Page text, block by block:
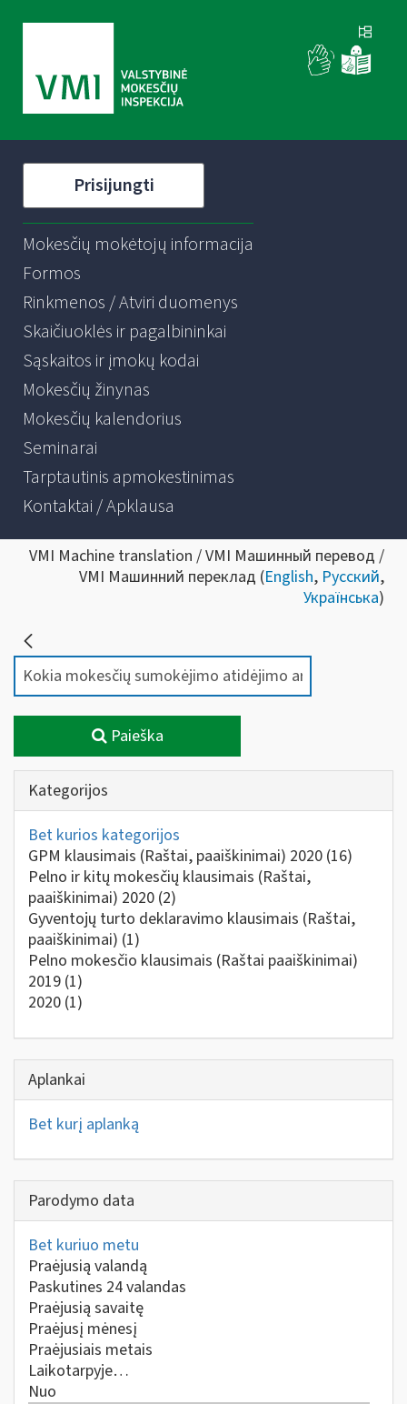
Prisijungti
Mokesčių mokėtojų informacija
Formos
Rinkmenos / Atviri duomenys
Skaičiuoklės ir pagalbininkai
Sąskaitos ir įmokų kodai
Mokesčių žinynas
Mokesčių kalendorius
Seminarai
Tarptautinis apmokestinimas
Kontaktai / Apklausa
VMI Machine translation / VMI Машинный перевод /
VMI Машинний переклад (English, Русский,
Українська)
Paieška
Kategorijos
Bet kurios kategorijos
GPM klausimais (Raštai, paaiškinimai) 2020 (16)
Pelno ir kitų mokesčių klausimais (Raštai,
paaiškinimai) 2020 (2)
Gyventojų turto deklaravimo klausimais (Raštai,
paaiškinimai) (1)
Pelno mokesčio klausimais (Raštai paaiškinimai)
2019 (1)
2020 (1)
Aplankai
Bet kurį aplanką
Parodymo data
Bet kuriuo metu
Praėjusią valandą
Paskutines 24 valandas
Praėjusią savaitę
Praėjusį mėnesį
Praėjusiais metais
Laikotarpyje…
Nuo